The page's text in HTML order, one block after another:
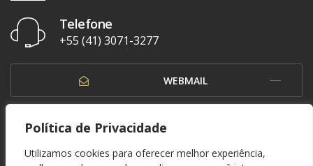
Política de Privacidade
Utilizamos cookies para oferecer melhor experiência,
Telefone
+55 (41) 3071-3277
WEBMAIL
OUVIDORIA